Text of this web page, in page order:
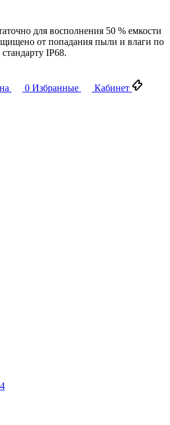
для восполнения 50 % емкости
от попадания пыли и влаги по
стандарту IP68.
0 Избранные
Кабинет